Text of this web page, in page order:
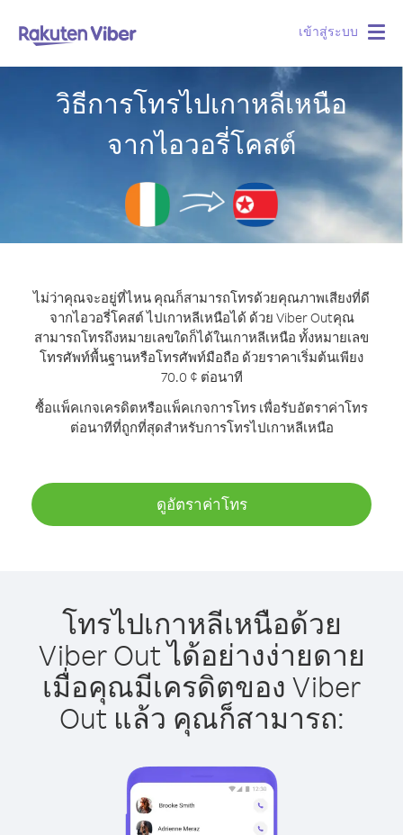
เข้าสู่ระบบ
วิธีการโทรไปเกาหลีเหนือ
จากไอวอรี่โคสต์
ไม่ว่าคุณจะอยู่ที่ไหน คุณก็สามารถโทรด้วยคุณภาพเสียงที่ดี
จากไอวอรี่โคสต์ ไปเกาหลีเหนือได้ ด้วย Viber Outคุณ
สามารถโทรถึงหมายเลขใดก็ได้ในเกาหลีเหนือ ทั้งหมายเลข
โทรศัพท์พื้นฐานหรือโทรศัพท์มือถือ ด้วยราคาเริ่มต้นเพียง
70.0 ¢ ต่อนาที
ซื้อแพ็คเกจเครดิตหรือแพ็คเกจการโทร เพื่อรับอัตราค่าโทร
ต่อนาทีที่ถูกที่สุดสำหรับการโทรไปเกาหลีเหนือ
ดูอัตราค่าโทร
โทรไปเกาหลีเหนือด้วย
Viber Out ได้อย่างง่ายดาย
เมื่อคุณมีเครดิตของ Viber
Out แล้ว คุณก็สามารถ: